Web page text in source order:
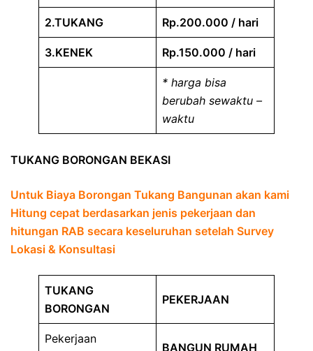
2.TUKANG Rp.200.000 / hari
3.KENEK Rp.150.000 / hari
* harga bisa
berubah sewaktu –
waktu
TUKANG BORONGAN BEKASI
Untuk Biaya Borongan Tukang Bangunan akan kami
Hitung cepat berdasarkan jenis pekerjaan dan
hitungan RAB secara keseluruhan setelah Survey
Lokasi & Konsultasi
TUKANG
BORONGAN
PEKERJAAN
Pekerjaan
BANGUN RUMAH